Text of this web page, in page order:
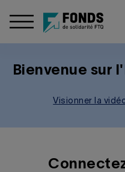
Bienvenue sur
Visionner la